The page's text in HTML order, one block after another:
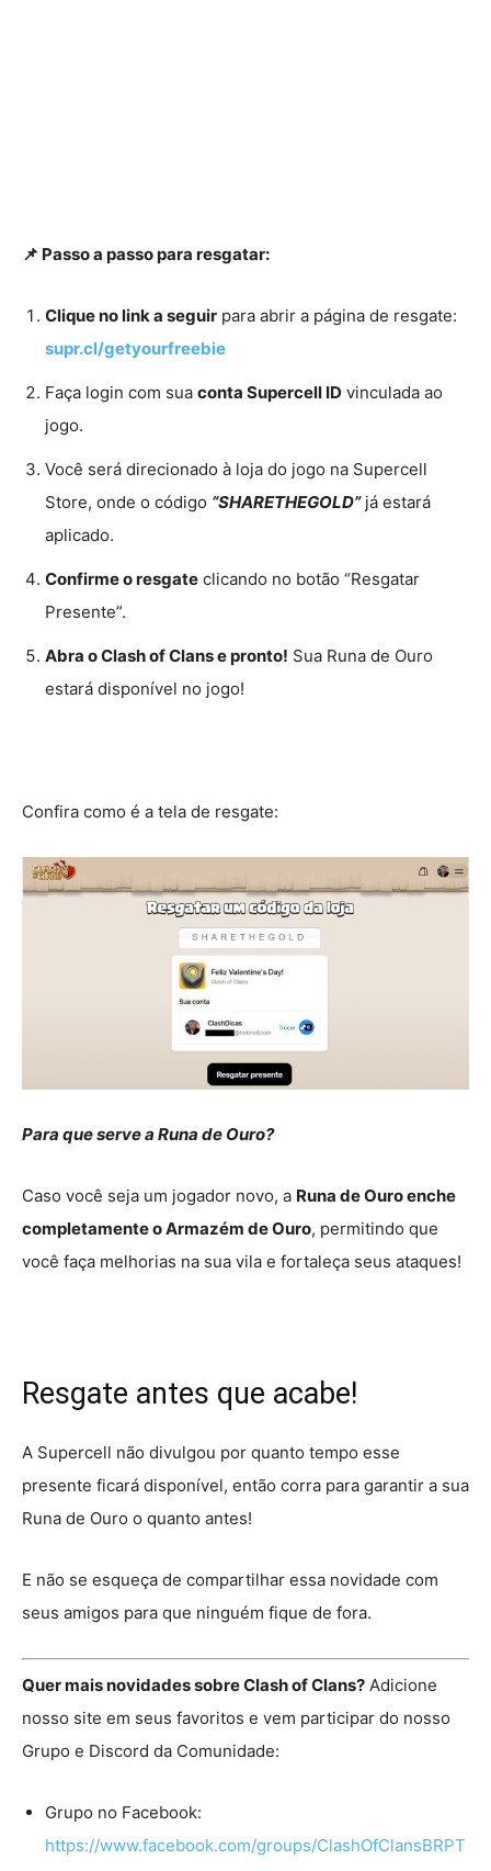
📌 Passo a passo para resgatar:
Clique no link a seguir para abrir a página de resgate:
supr.cl/getyourfreebie
Faça login com sua conta Supercell ID vinculada ao
jogo.
Você será direcionado à loja do jogo na Supercell
Store, onde o código “SHARETHEGOLD”já estará
aplicado.
Confirme o resgate clicando no botão “Resgatar
Presente”.
Abra o Clash of Clans e pronto! Sua Runa de Ouro
estará disponível no jogo!
Confira como é a tela de resgate:
Para que serve a Runa de Ouro?
Caso você seja um jogador novo, a Runa de Ouro enche
completamente o Armazém de Ouro, permitindo que
você faça melhorias na sua vila e fortaleça seus ataques!
Resgate antes que acabe!
A Supercell não divulgou por quanto tempo esse
presente ficará disponível, então corra para garantir a sua
Runa de Ouro o quanto antes!
E não se esqueça de compartilhar essa novidade com
seus amigos para que ninguém fique de fora.
Quer mais novidades sobre Clash of Clans? Adicione
nosso site em seus favoritos e vem participar do nosso
Grupo e Discord da Comunidade:
Grupo no Facebook:
https://www.facebook.com/groups/ClashOfClansBRPT